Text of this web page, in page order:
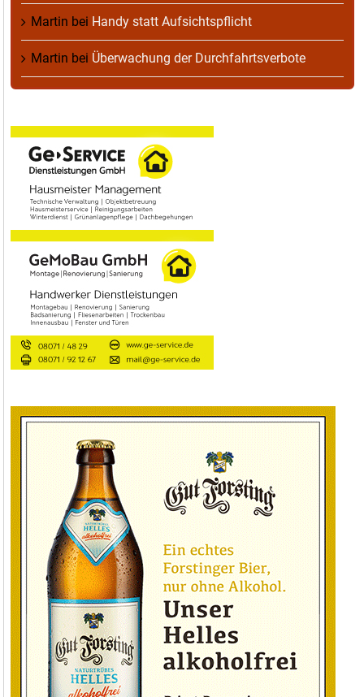
Martin bei Handy statt Aufsichtspflicht
Martin bei Überwachung der Durchfahrtsverbote